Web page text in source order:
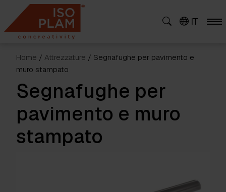
content
IT
Home / Attrezzature / Segnafughe per pavimento e
muro stampato
Segnafughe per
pavimento e muro
stampato